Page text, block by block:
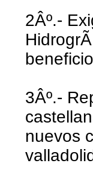
2Âº.-
3Âº.-
nuevos